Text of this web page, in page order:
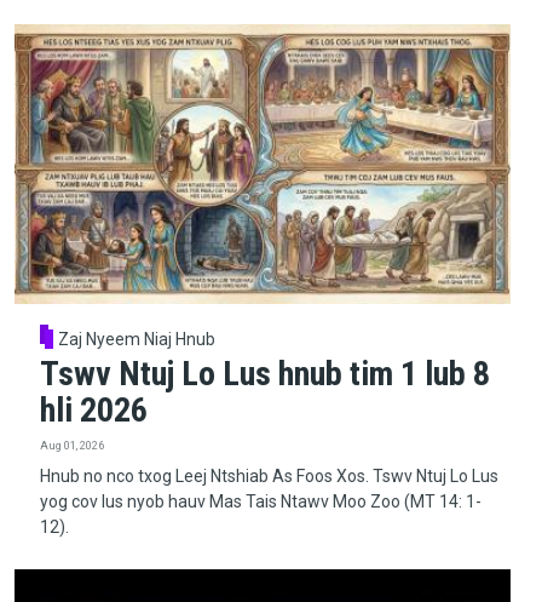
Zaj Nyeem Niaj Hnub
Tswv Ntuj Lo Lus hnub tim 1 lub 8
hli 2026
Aug 01, 2026
Hnub no nco txog Leej Ntshiab As Foos Xos. Tswv Ntuj Lo Lus
yog cov lus nyob hauv Mas Tais Ntawv Moo Zoo (MT 14: 1-
12).